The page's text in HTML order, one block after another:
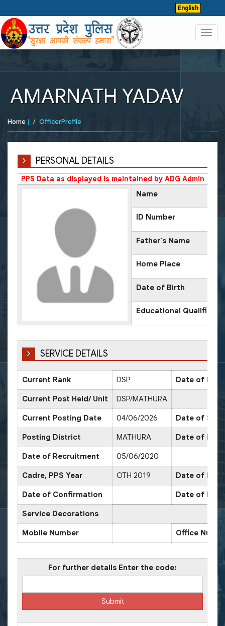
English
AMARNATH YADAV
Home | OfficerProfile
PERSONAL DETAILS
PPS Data as displayed is maintained by ADG Admin
Name
ID Number
Father's Name
Home Place
Date of Birth
Educational
SERVICE DETAILS
Current Rank DSP Date of
Current Post Held/ Unit DSP/MATHURA
Current Posting Date 04/06/2026 Date of Sr.
Posting District MATHURA Date of
Date of Recruitment 05/06/2020
Cadre, PPS Year OTH 2019 Date of
Date of Confirmation Date of
Service Decorations
Mobile Number Office
For further details Enter the code: